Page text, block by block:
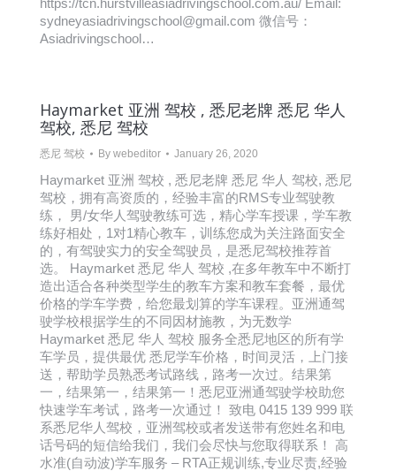
https://tcn.hurstvilleasiadrivingschool.com.au/ Email:
sydneyasiadrivingschool@gmail.com 微信号：
Asiadrivingschool…
Haymarket 亚洲 驾校 , 悉尼老牌 悉尼 华人
驾校, 悉尼 驾校
悉尼 驾校 By webeditor January 26, 2020
Haymarket 亚洲 驾校 , 悉尼老牌 悉尼 华人 驾校, 悉尼
驾校，拥有高资质的，经验丰富的RMS专业驾驶教
练， 男/女华人驾驶教练可选，精心学车授课，学车教
练好相处，1对1精心教车，训练您成为关注路面安全
的，有驾驶实力的安全驾驶员，是悉尼驾校推荐首
选。 Haymarket 悉尼 华人 驾校 ,在多年教车中不断打
造出适合各种类型学生的教车方案和教车套餐，最优
价格的学车学费，给您最划算的学车课程。亚洲通驾
驶学校根据学生的不同因材施教，为无数学
Haymarket 悉尼 华人 驾校 服务全悉尼地区的所有学
车学员，提供最优 悉尼学车价格，时间灵活，上门接
送，帮助学员熟悉考试路线，路考一次过。结果第
一，结果第一，结果第一！悉尼亚洲通驾驶学校助您
快速学车考试，路考一次通过！ 致电 0415 139 999 联
系悉尼华人驾校，亚洲驾校或者发送带有您姓名和电
话号码的短信给我们，我们会尽快与您取得联系！ 高
水准(自动波)学车服务 – RTA正规训练,专业尽责,经验